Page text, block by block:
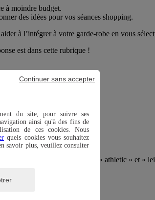
à moindre budget.
des idées pour vos séances shopping.
à l’intégrer à votre garde-robe en vous
est dans cette rubrique !
« athleisure ». Contraction de « athletic » et «
du site, pour suivre ses
ainsi qu'à des fins de
de ces cookies. Nous
quels cookies vous souhaitez
savoir plus, veuillez consulter
Continuer sans accepter